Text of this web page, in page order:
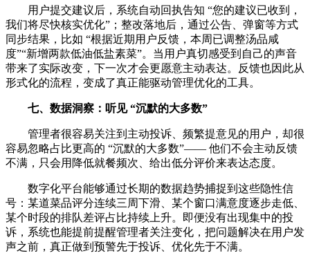
用户提交建议后，系统自动回执告知 “您的建议已收到，
我们将尽快核实优化”；整改落地后，通过公告、弹窗等方式
同步结果，比如 “根据近期用户反馈，本周已调整汤品咸
度”“新增两款低油低盐素菜”。当用户真切感受到自己的声音
带来了实际改变，下一次才会更愿意主动表达。反馈也因此从
形式化的流程，变成了真正能驱动管理优化的工具。
七、数据洞察：听见 “沉默的大多数”
管理者很容易关注到主动投诉、频繁提意见的用户，却很
容易忽略占比更高的 “沉默的大多数”—— 他们不会主动反馈
不满，只会用降低就餐频次、给出低分评价来表达态度。
数字化平台能够通过长期的数据趋势捕捉到这些隐性信
号：某道菜品评分连续三周下滑、某个窗口满意度逐步走低、
某个时段的排队差评占比持续上升。即便没有出现集中的投
诉，系统也能提前提醒管理者关注变化，把问题解决在用户发
声之前，真正做到预警先于投诉、优化先于不满。